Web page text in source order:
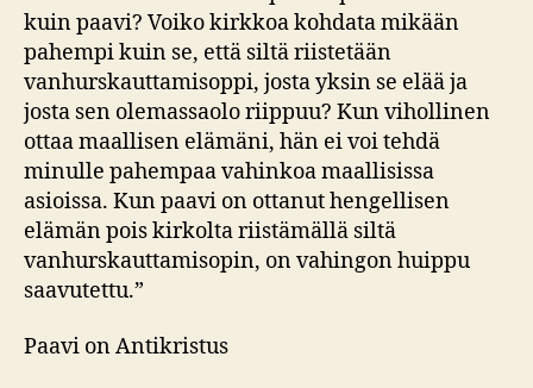
kuin paavi? Voiko kirkkoa kohdata mikään
pahempi kuin se, että siltä riistetään
vanhurskauttamisoppi, josta yksin se elää ja
josta sen olemassaolo riippuu? Kun vihollinen
ottaa maallisen elämäni, hän ei voi tehdä
minulle pahempaa vahinkoa maallisissa
asioissa. Kun paavi on ottanut hengellisen
elämän pois kirkolta riistämällä siltä
vanhurskauttamisopin, on vahingon huippu
saavutettu.”
Paavi on Antikristus